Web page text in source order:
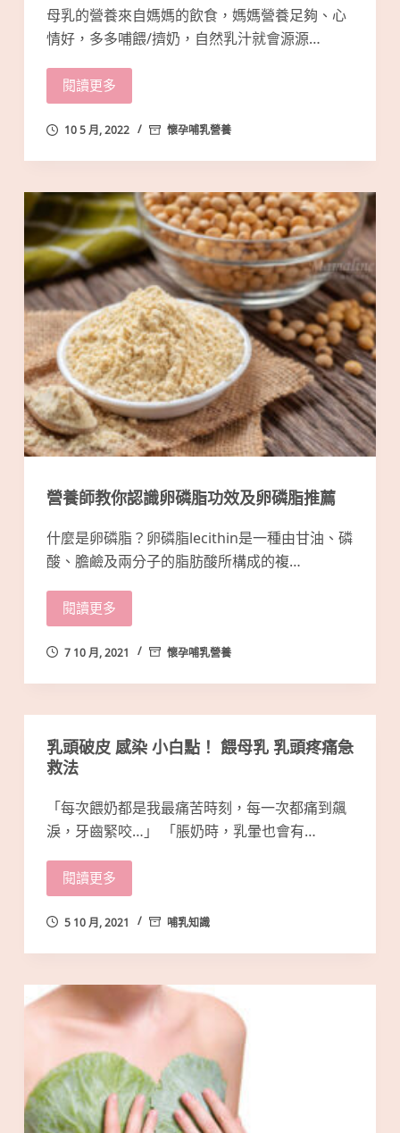
母乳的營養來自媽媽的飲食，媽媽營養足夠、心
情好，多多哺餵/擠奶，自然乳汁就會源源…
閱讀更多
10 5 月, 2022 懷孕哺乳營養
營養師教你認識卵磷脂功效及卵磷脂推薦
什麼是卵磷脂？卵磷脂lecithin是一種由甘油、磷
酸、膽鹼及兩分子的脂肪酸所構成的複…
閱讀更多
7 10 月, 2021 懷孕哺乳營養
乳頭破皮 感染 小白點！ 餵母乳 乳頭疼痛急
救法
「每次餵奶都是我最痛苦時刻，每一次都痛到飆
淚，牙齒緊咬…」 「脹奶時，乳暈也會有…
閱讀更多
5 10 月, 2021 哺乳知識